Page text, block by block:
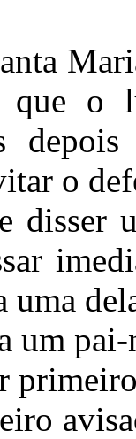
que o
o
disser
uma
um